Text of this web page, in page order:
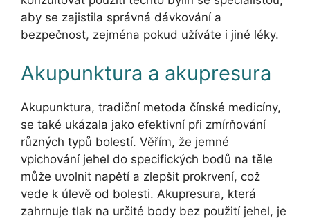
aby se zajistila správná dávkování a
bezpečnost, zejména pokud užíváte i jiné léky.
Akupunktura a akupresura
Akupunktura, tradiční metoda čínské medicíny,
se také ukázala jako efektivní při zmírňování
různých typů bolestí. Věřím, že jemné
vpichování jehel do specifických bodů na těle
může uvolnit napětí a zlepšit prokrvení, což
vede k úlevě od bolesti. Akupresura, která
zahrnuje tlak na určité body bez použití jehel, je